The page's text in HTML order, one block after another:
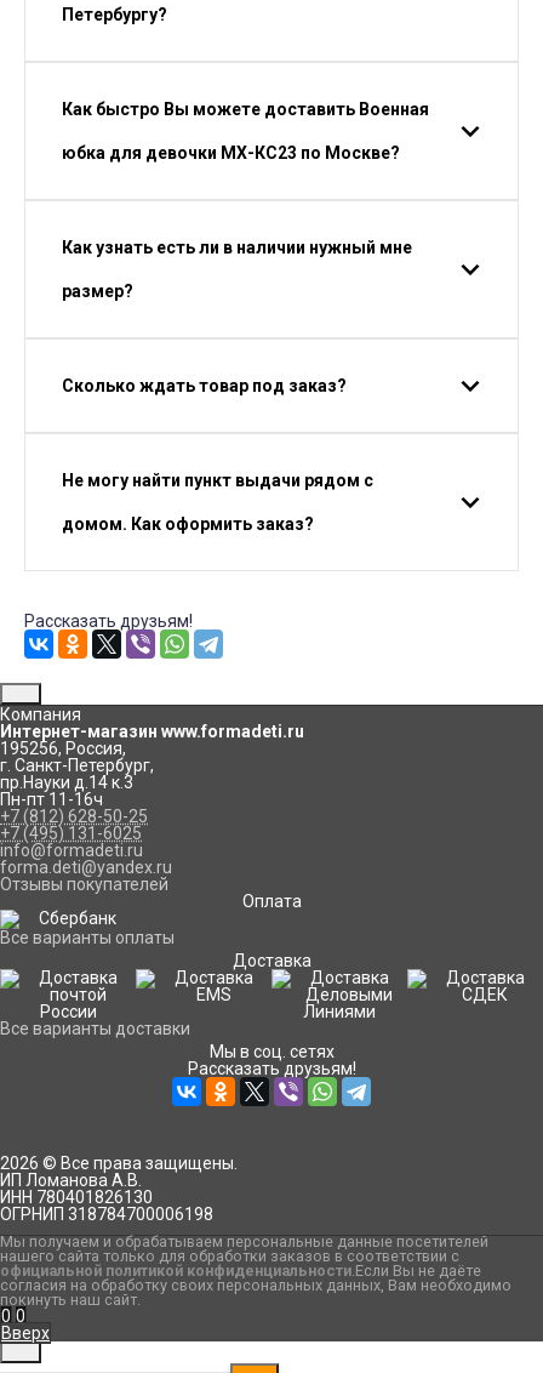
Петербургу?
Как быстро Вы можете доставить Военная
юбка для девочки МХ-КС23 по Москве?
Как узнать есть ли в наличии нужный мне
размер?
Сколько ждать товар под заказ?
Не могу найти пункт выдачи рядом с
домом. Как оформить заказ?
Рассказать друзьям!
Компания
Интернет-магазин www.formadeti.ru
195256, Россия,
г. Санкт-Петербург,
пр.Науки д.14 к.3
Пн-пт 11-16ч
+7 (812) 628-50-25
+7 (495) 131-6025
info@formadeti.ru
forma.deti@yandex.ru
Отзывы покупателей
Оплата
Все варианты оплаты
Доставка
Все варианты доставки
Мы в соц. сетях
Рассказать друзьям!
2026 © Все права защищены.
ИП Ломанова А.В.
ИНН 780401826130
ОГРНИП 318784700006198
Мы получаем и обрабатываем персональные данные посетителей
нашего сайта только для обработки заказов в соответствии с
официальной политикой конфиденциальности.Если Вы не даёте
согласия на обработку своих персональных данных, Вам необходимо
покинуть наш сайт.
0 0
Вверх